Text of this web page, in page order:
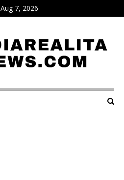
Aug 7, 2026